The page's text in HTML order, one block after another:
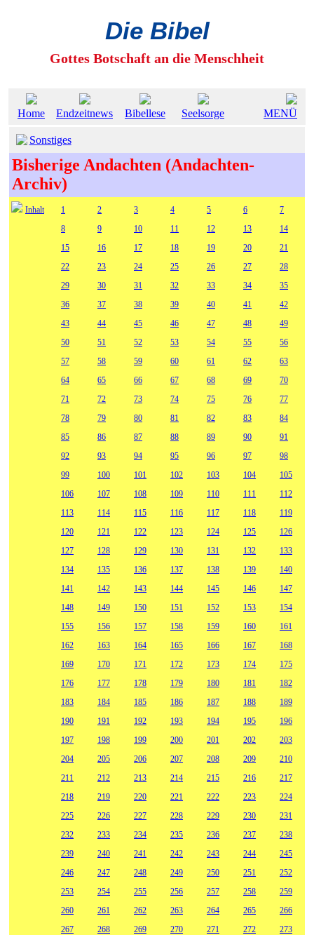
Die Bibel
Gottes Botschaft an die Menschheit
Home Endzeitnews Bibellese Seelsorge MENÜ
Sonstiges
Bisherige Andachten (Andachten-
Archiv)
Inhalt 1 2 3 4 5 6
7
8
9 10 11 12 13
14
15
16 17 18 19 20
21
22
23 24 25 26 27
28
29
30 31 32 33 34
35
36
37 38 39 40 41
42
43
44 45 46 47 48
49
50
51 52 53 54 55
56
57
58 59 60 61 62
63
64
65 66 67 68 69
70
71
72 73 74 75 76
77
78
79 80 81 82 83
84
85
86 87 88 89 90
91
92
93 94 95 96 97
98
99
100 101 102 103 104
105
106
107 108 109 110 111
112
113
114 115 116 117 118
119
120
121 122 123 124 125
126
127
128 129 130 131 132
133
134
135 136 137 138 139
140
141
142 143 144 145 146
147
148
149 150 151 152 153
154
155
156 157 158 159 160
161
162
163 164 165 166 167
168
169
170 171 172 173 174
175
176
177 178 179 180 181
182
183
184 185 186 187 188
189
190
191 192 193 194 195
196
197
198 199 200 201 202
203
204
205 206 207 208 209
210
211
212 213 214 215 216
217
218
219 220 221 222 223
224
225
226 227 228 229 230
231
232
233 234 235 236 237
238
239
240 241 242 243 244
245
246
247 248 249 250 251
252
253
254 255 256 257 258
259
260
261 262 263 264 265
266
267
268 269 270 271 272
273